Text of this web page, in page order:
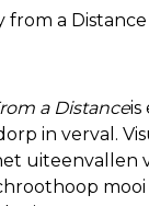
a Distanceis
in verval.
uiteenvallen